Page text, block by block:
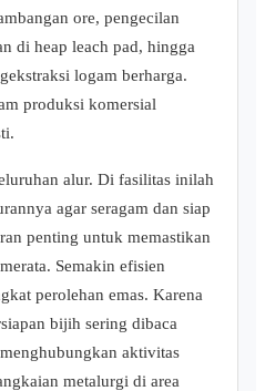
ore, pengecilan
di heap leach pad, hingga
logam berharga.
produksi komersial
alur. Di fasilitas inilah
agar seragam dan siap
penting untuk memastikan
Semakin efisien
perolehan emas. Karena
bijih sering dibaca
aktivitas
metalurgi di area